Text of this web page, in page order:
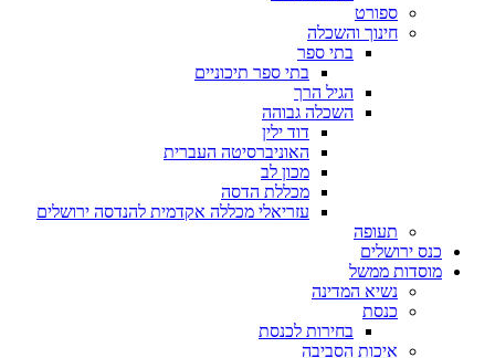
ספורט
חינוך והשכלה
בתי ספר
בתי ספר תיכוניים
הגיל הרך
השכלה גבוהה
דוד ילין
האוניברסיטה העברית
מכון לב
מכללת הדסה
עזריאלי מכללה אקדמית להנדסה ירושלים
תעופה
כנס ירושלים
מוסדות ממשל
נשיא המדינה
כנסת
בחירות לכנסת
איכות הסביבה